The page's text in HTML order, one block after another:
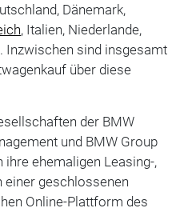
Dänemark,
, Italien, Niederlande,
Inzwischen sind insgesamt
über diese
der BMW
und BMW Group
ehemaligen Leasing-,
einer geschlossenen
Online-Plattform des